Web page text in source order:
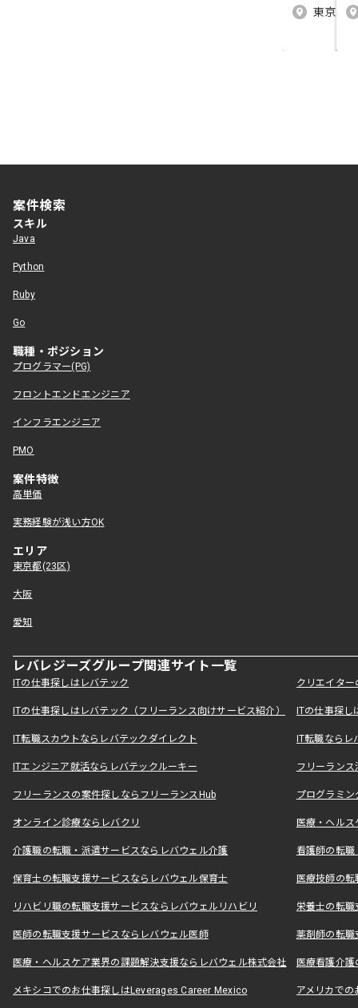
東京（
案件検索
スキル
Java
Python
Ruby
Go
職種・ポジション
プログラマー(PG)
フロントエンドエンジニア
インフラエンジニア
PMO
案件特徴
高単価
実務経験が浅い方OK
エリア
東京都(23区)
大阪
愛知
レバレジーズグループ関連サイト一覧
ITの仕事探しはレバテック クリエイタ
ITの仕事探しはレバテック（フリーランス向けサービス紹介） ITの仕事探
IT転職スカウトならレバテックダイレクト IT転職なら
ITエンジニア就活ならレバテックルーキー フリーラン
フリーランスの案件探しならフリーランスHub プログラミ
オンライン診療ならレバクリ 医療・ヘル
介護職の転職・派遣サービスならレバウェル介護 看護師の転
保育士の転職支援サービスならレバウェル保育士 医療技師の
リハビリ職の転職支援サービスならレバウェルリハビリ 栄養士の転
医師の転職支援サービスならレバウェル医師 薬剤師の転
医療・ヘルスケア業界の課題解決支援ならレバウェル株式会社 医療看護介
メキシコでのお仕事探しはLeverages Career Mexico アメリカで